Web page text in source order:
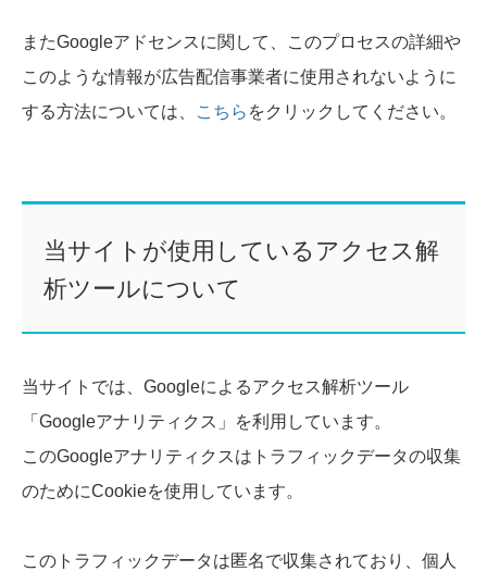
またGoogleアドセンスに関して、このプロセスの詳細や
このような情報が広告配信事業者に使用されないように
する方法については、
こちら をクリックしてください。
当サイトが使用しているアクセス解
析ツールについて
当サイトでは、Googleによるアクセス解析ツール
「Googleアナリティクス」を利用しています。
このGoogleアナリティクスはトラフィックデータの収集
のためにCookieを使用しています。
このトラフィックデータは匿名で収集されており、個人